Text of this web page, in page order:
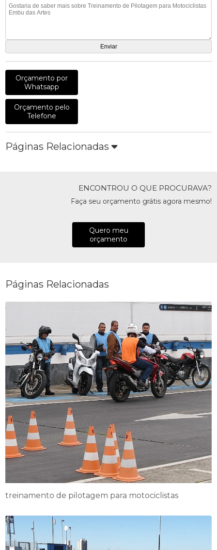
Orçamento por
Whatsapp
Orçamento pelo
Telefone
Páginas Relacionadas
ENCONTROU O QUE PROCURAVA?
Faça seu orçamento grátis agora mesmo!
Quero meu
orçamento
Páginas Relacionadas
treinamento de pilotagem para motociclistas